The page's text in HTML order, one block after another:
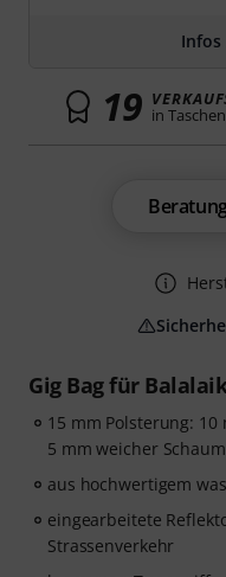
Gig Bag für
15 mm Polsterung:
5 mm weicher
aus hochwertigem
eingearbeitete
Strassenverkehr
Infos
19 in